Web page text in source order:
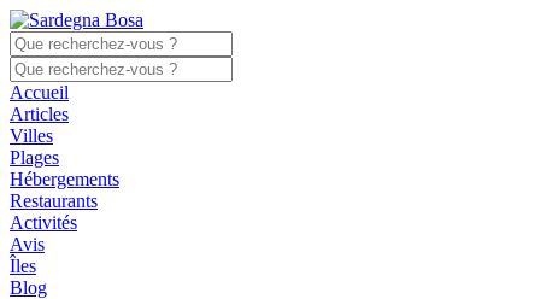
Accueil
Articles
Villes
Plages
Hébergements
Restaurants
Activités
Avis
Îles
Blog